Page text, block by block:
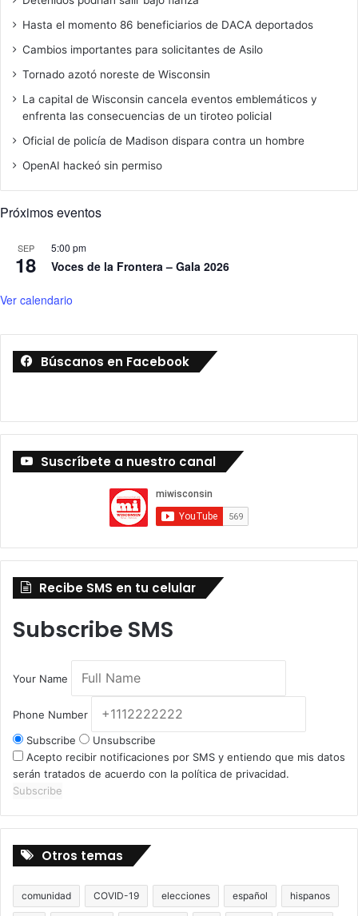
Hasta el momento 86 beneficiarios de DACA deportados
Cambios importantes para solicitantes de Asilo
Tornado azotó noreste de Wisconsin
La capital de Wisconsin cancela eventos emblemáticos y
enfrenta las consecuencias de un tiroteo policial
Oficial de policía de Madison dispara contra un hombre
OpenAI hackeó sin permiso
Próximos eventos
SEP
18
5:00 pm
Voces de la Frontera – Gala 2026
Ver calendario
Búscanos en Facebook
Suscríbete a nuestro canal
Recibe SMS en tu celular
Subscribe SMS
Your Name
Phone Number
Subscribe
Unsubscribe
Acepto recibir notificaciones por SMS y entiendo que mis datos
serán tratados de acuerdo con la política de privacidad.
Subscribe
Otros temas
comunidad COVID-19 elecciones español hispanos